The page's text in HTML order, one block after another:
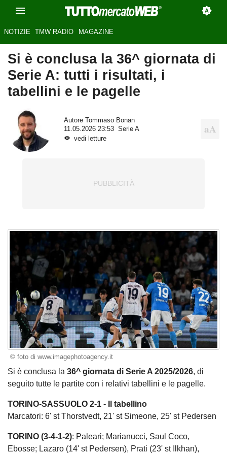
NOTIZIE TMW RADIO MAGAZINE
Si è conclusa la 36^ giornata di
Serie A: tutti i risultati, i
tabellini e le pagelle
Autore
Tommaso Bonan
11.05.2026 23:53
Serie A
vedi letture
© foto di www.imagephotoagency.it
Si è conclusa la 36^ giornata di Serie A 2025/2026, di
seguito tutte le partite con i relativi tabellini e le pagelle.
TORINO-SASSUOLO 2-1 - Il tabellino
Marcatori: 6' st Thorstvedt, 21' st Simeone, 25' st Pedersen
TORINO (3-4-1-2): Paleari; Marianucci, Saul Coco,
Ebosse; Lazaro (14' st Pedersen), Prati (23' st Ilkhan),